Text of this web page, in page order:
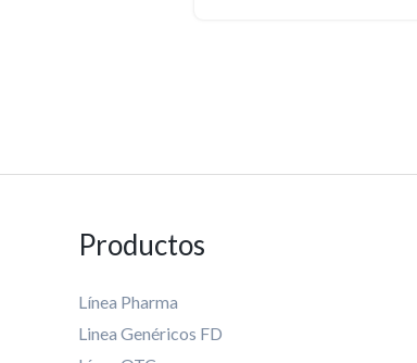
Productos
Línea Pharma
Linea Genéricos FD